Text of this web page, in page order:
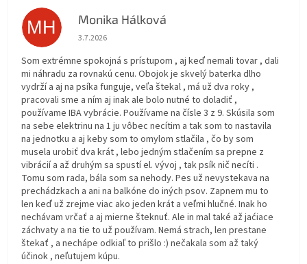
MH Monika Hálková
Hodnotenie obchodu je 5 z 5 hviezdičiek.
3.7.2026
Som extrémne spokojná s prístupom , aj keď nemali tovar , dali
mi náhradu za rovnakú cenu. Obojok je skvelý baterka dlho
vydrží a aj na psíka funguje, veľa štekal , má už dva roky ,
pracovali sme a ním aj inak ale bolo nutné to doladiť ,
používame IBA vybrácie. Používame na čísle 3 z 9. Skúsila som
na sebe elektrinu na 1 ju vôbec necítim a tak som to nastavila
na jednotku a aj keby som to omylom stlačila , čo by som
musela urobiť dva krát , lebo jedným stlačením sa prepne z
vibrácií a až druhým sa spustí el. vývoj , tak psík nič necíti .
Tomu som rada, bála som sa nehody. Pes už nevystekava na
prechádzkach a ani na balkóne do iných psov. Zapnem mu to
len keď už zrejme viac ako jeden krát a veľmi hlučné. Inak ho
nechávam vrčať a aj mierne šteknuť. Ale in mal také až jaćiace
záchvaty a na tie to už používam. Nemá strach, len prestane
štekať , a nechápe odkiaľ to prišlo :) nečakala som až taký
účinok , neľutujem kúpu.